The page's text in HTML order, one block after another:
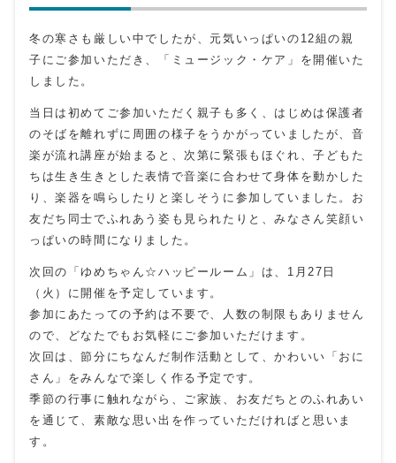
冬の寒さも厳しい中でしたが、元気いっぱいの12組の親
子にご参加いただき、「ミュージック・ケア」を開催いた
しました。
当日は初めてご参加いただく親子も多く、はじめは保護者
のそばを離れずに周囲の様子をうかがっていましたが、音
楽が流れ講座が始まると、次第に緊張もほぐれ、子どもた
ちは生き生きとした表情で音楽に合わせて身体を動かした
り、楽器を鳴らしたりと楽しそうに参加していました。お
友だち同士でふれあう姿も見られたりと、みなさん笑顔い
っぱいの時間になりました。
次回の「ゆめちゃん☆ハッピールーム」は、1月27日
（火）に開催を予定しています。
参加にあたっての予約は不要で、人数の制限もありません
ので、どなたでもお気軽にご参加いただけます。
次回は、節分にちなんだ制作活動として、かわいい「おに
さん」をみんなで楽しく作る予定です。
季節の行事に触れながら、ご家族、お友だちとのふれあい
を通じて、素敵な思い出を作っていただければと思いま
す。